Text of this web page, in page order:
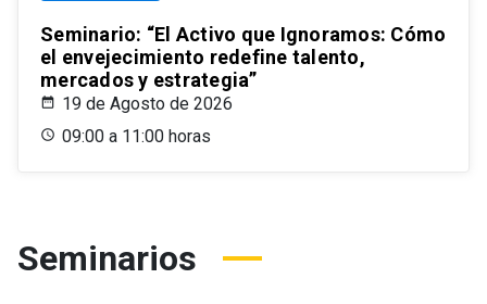
Seminario: “El Activo que Ignoramos: Cómo
el envejecimiento redefine talento,
mercados y estrategia”
19 de Agosto de 2026
09:00 a 11:00 horas
Seminarios